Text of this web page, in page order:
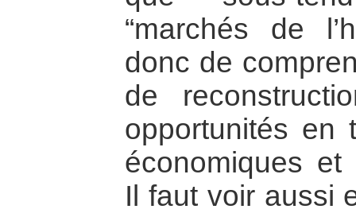
“marchés de
donc de
de
opportunités en
économiques et
Il faut voir aussi